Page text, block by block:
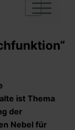
|
|
|
ist Thema
der
Nebel für